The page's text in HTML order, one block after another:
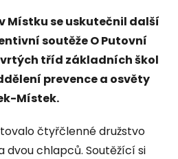
Místku se uskutečnil další
soutěže O Putovní
tříd základních škol
prevence a osvěty
Místek.
čtyřčlenné družstvo
dvou chlapců. Soutěžící si